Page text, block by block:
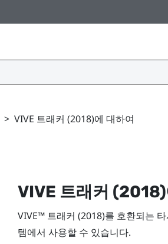
> VIVE 트래커 (2018)에 대하여
VIVE 트래커 (2018)
VIVE™ 트래커 (2018)를 호환되는
템에서 사용할 수 있습니다.